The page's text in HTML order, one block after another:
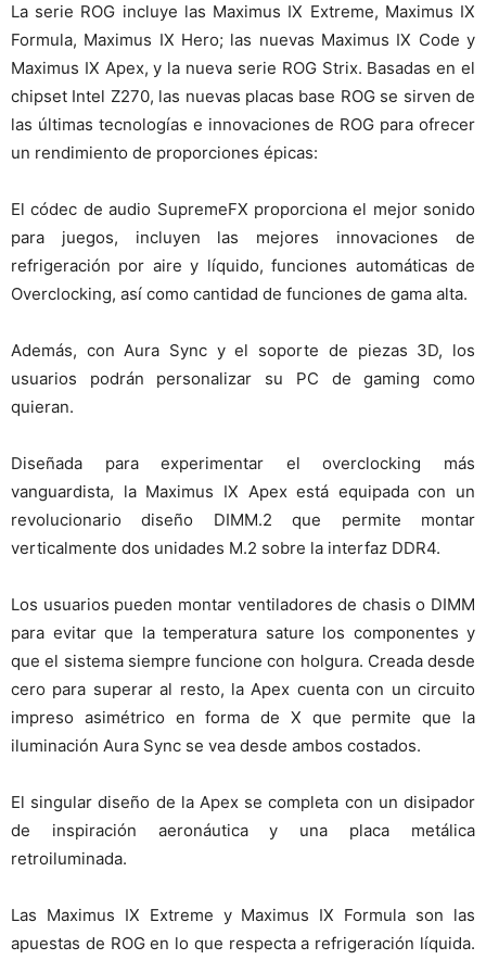
La serie ROG incluye las Maximus IX Extreme, Maximus IX
Formula, Maximus IX Hero; las nuevas Maximus IX Code y
Maximus IX Apex, y la nueva serie ROG Strix. Basadas en el
chipset Intel Z270, las nuevas placas base ROG se sirven de
las últimas tecnologías e innovaciones de ROG para ofrecer
un rendimiento de proporciones épicas:
El códec de audio SupremeFX proporciona el mejor sonido
para juegos, incluyen las mejores innovaciones de
refrigeración por aire y líquido, funciones automáticas de
Overclocking, así como cantidad de funciones de gama alta.
Además, con Aura Sync y el soporte de piezas 3D, los
usuarios podrán personalizar su PC de gaming como
quieran.
Diseñada para experimentar el overclocking más
vanguardista, la Maximus IX Apex está equipada con un
revolucionario diseño DIMM.2 que permite montar
verticalmente dos unidades M.2 sobre la interfaz DDR4.
Los usuarios pueden montar ventiladores de chasis o DIMM
para evitar que la temperatura sature los componentes y
que el sistema siempre funcione con holgura. Creada desde
cero para superar al resto, la Apex cuenta con un circuito
impreso asimétrico en forma de X que permite que la
iluminación Aura Sync se vea desde ambos costados.
El singular diseño de la Apex se completa con un disipador
de inspiración aeronáutica y una placa metálica
retroiluminada.
Las Maximus IX Extreme y Maximus IX Formula son las
apuestas de ROG en lo que respecta a refrigeración líquida.